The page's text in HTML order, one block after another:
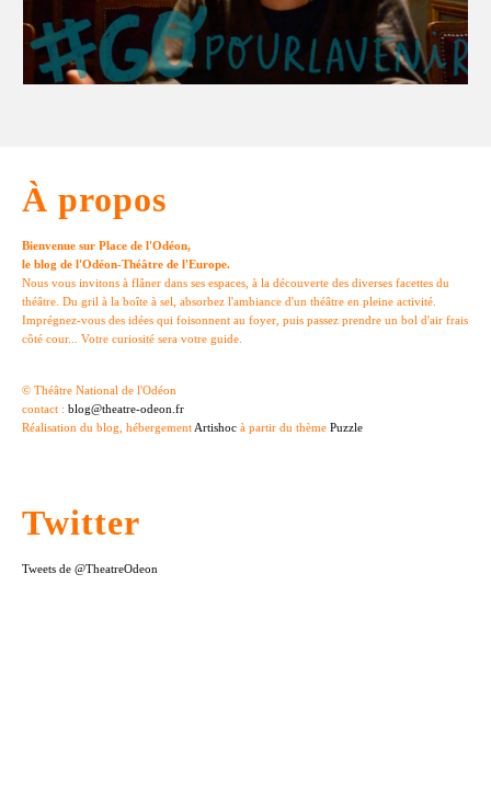
À propos
Bienvenue sur Place de l'Odéon,
le blog de l'Odéon-Théâtre de l'Europe.
Nous vous invitons à flâner dans ses espaces, à la découverte des diverses facettes du
théâtre. Du gril à la boîte à sel, absorbez l'ambiance d'un théâtre en pleine activité.
Imprégnez-vous des idées qui foisonnent au foyer, puis passez prendre un bol d'air frais
côté cour... Votre curiosité sera votre guide.
© Théâtre National de l'Odéon
contact : blog@theatre-odeon.fr
Réalisation du blog, hébergementArtishoc à partir du thème Puzzle
Twitter
Tweets de @TheatreOdeon